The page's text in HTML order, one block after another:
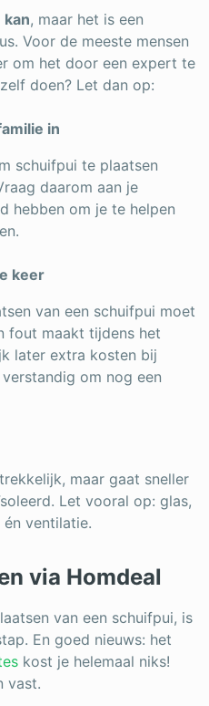
kan, maar het is een
Voor de meeste mensen
om het door een expert te
doen? Let dan op:
in
schuifpui te plaatsen
daarom aan je
hebben om je te helpen
keer
van een schuifpui moet
fout maakt tijdens het
later extra kosten bij
om nog een
maar gaat sneller
Let vooral op: glas,
ventilatie.
via Homdeal
van een schuifpui, is
En goed nieuws: het
kost je helemaal niks!
vast.